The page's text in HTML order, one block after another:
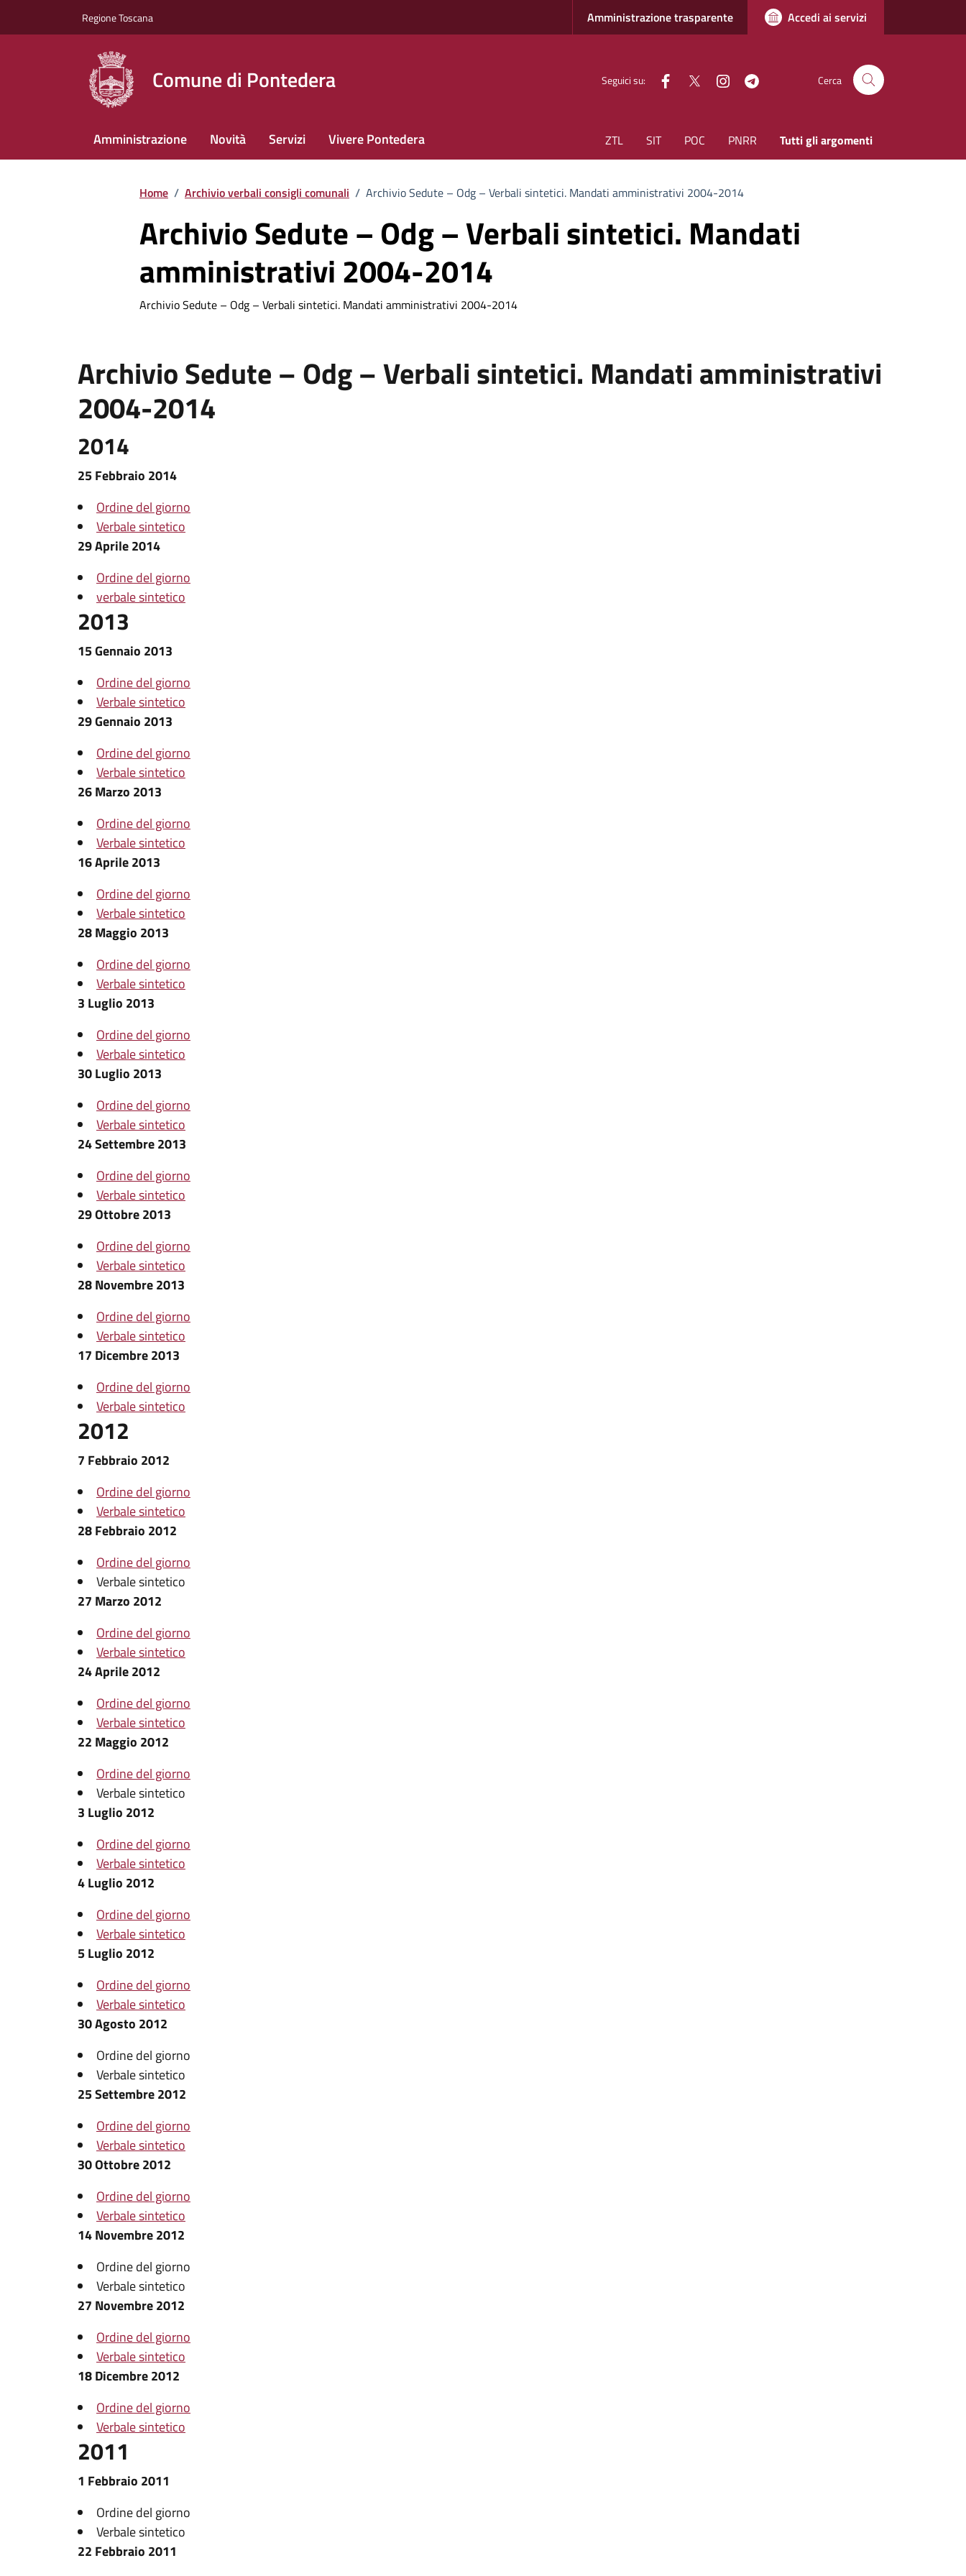
Regione Toscana Amministrazione trasparente Accedi ai servizi
Comune di Pontedera Seguici su: facebook
Twitter instagram Cerca
Amministrazione Novità Servizi Vivere Pontedera ZTL SIT POC PNRR Tutti gli argomenti
Home / Archivio verbali consigli comunali / Archivio Sedute – Odg – Verbali sintetici. Mandati amministrativi 2004-2014
Archivio Sedute – Odg – Verbali sintetici. Mandati
amministrativi 2004-2014
Archivio Sedute – Odg – Verbali sintetici. Mandati amministrativi 2004-2014
Archivio Sedute – Odg – Verbali sintetici. Mandati amministrativi
2004-2014
2014
25 Febbraio 2014
Ordine del giorno
Verbale sintetico
29 Aprile 2014
Ordine del giorno
verbale sintetico
2013
15 Gennaio 2013
Ordine del giorno
Verbale sintetico
29 Gennaio 2013
Ordine del giorno
Verbale sintetico
26 Marzo 2013
Ordine del giorno
Verbale sintetico
16 Aprile 2013
Ordine del giorno
Verbale sintetico
28 Maggio 2013
Ordine del giorno
Verbale sintetico
3 Luglio 2013
Ordine del giorno
Verbale sintetico
30 Luglio 2013
Ordine del giorno
Verbale sintetico
24 Settembre 2013
Ordine del giorno
Verbale sintetico
29 Ottobre 2013
Ordine del giorno
Verbale sintetico
28 Novembre 2013
Ordine del giorno
Verbale sintetico
17 Dicembre 2013
Ordine del giorno
Verbale sintetico
2012
7 Febbraio 2012
Ordine del giorno
Verbale sintetico
28 Febbraio 2012
Ordine del giorno
Verbale sintetico
27 Marzo 2012
Ordine del giorno
Verbale sintetico
24 Aprile 2012
Ordine del giorno
Verbale sintetico
22 Maggio 2012
Ordine del giorno
Verbale sintetico
3 Luglio 2012
Ordine del giorno
Verbale sintetico
4 Luglio 2012
Ordine del giorno
Verbale sintetico
5 Luglio 2012
Ordine del giorno
Verbale sintetico
30 Agosto 2012
Ordine del giorno
Verbale sintetico
25 Settembre 2012
Ordine del giorno
Verbale sintetico
30 Ottobre 2012
Ordine del giorno
Verbale sintetico
14 Novembre 2012
Ordine del giorno
Verbale sintetico
27 Novembre 2012
Ordine del giorno
Verbale sintetico
18 Dicembre 2012
Ordine del giorno
Verbale sintetico
2011
1 Febbraio 2011
Ordine del giorno
Verbale sintetico
22 Febbraio 2011